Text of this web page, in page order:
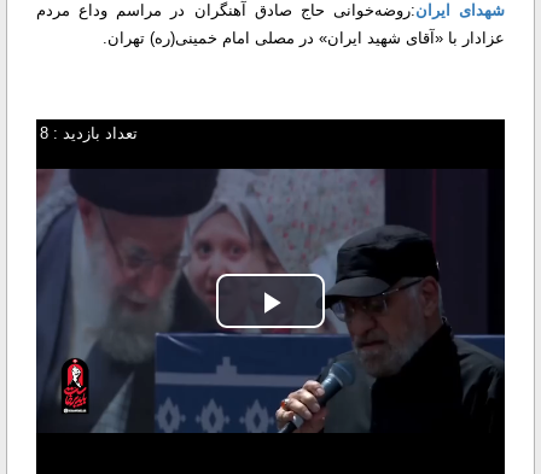
شهدای ایران:روضه‌خوانی حاج صادق آهنگران در مراسم وداع مردم
عزادار با «آقای شهید ایران» در مصلی امام خمینی(ره) تهران.
Play
Video
تعداد بازدید : 8